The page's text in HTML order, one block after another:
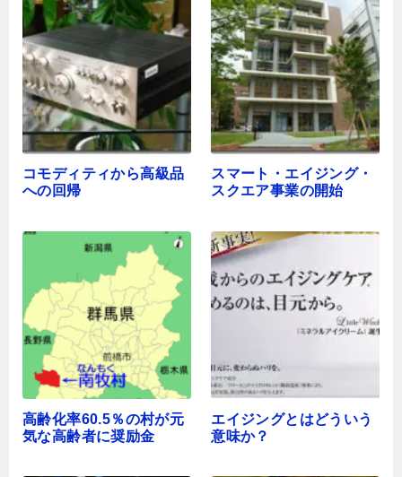
コモディティから高級品
への回帰
スマート・エイジング・
スクエア事業の開始
高齢化率60.5％の村が元
気な高齢者に奨励金
エイジングとはどういう
意味か？